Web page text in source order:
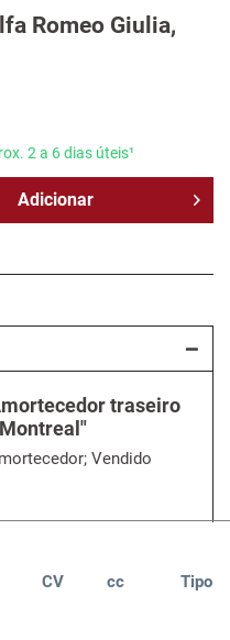
Romeo Giulia,
2 a 6 dias úteis¹
Adicionar
traseiro
Vendido
CV cc Tipo